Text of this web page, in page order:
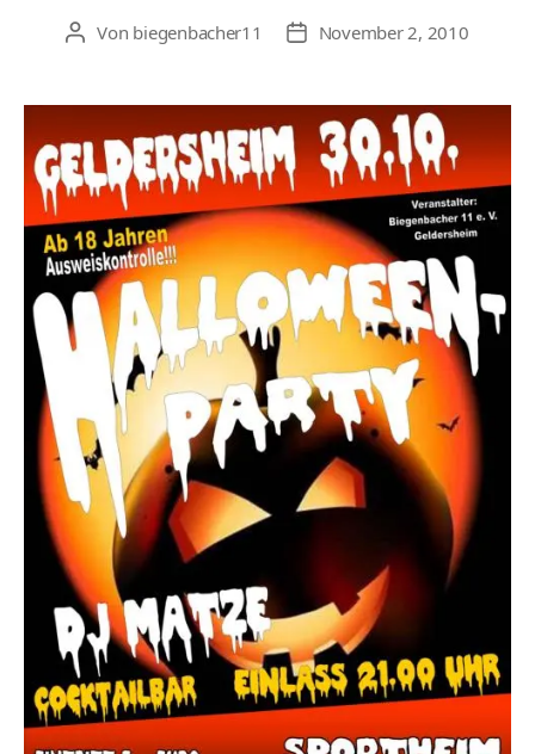
Beitragsautor
Von biegenbacher11 Veröffentlichungsdatum
November 2, 2010